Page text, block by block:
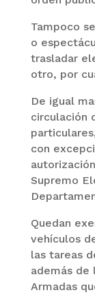
Tampoco
o
trasladar
otro, por
De igual
circulación
con
Supremo
Quedan
vehículos
las tareas
además de
Armadas